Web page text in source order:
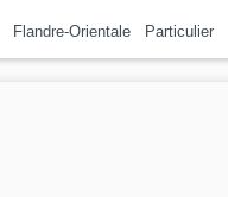
Flandre-Orientale Particulier